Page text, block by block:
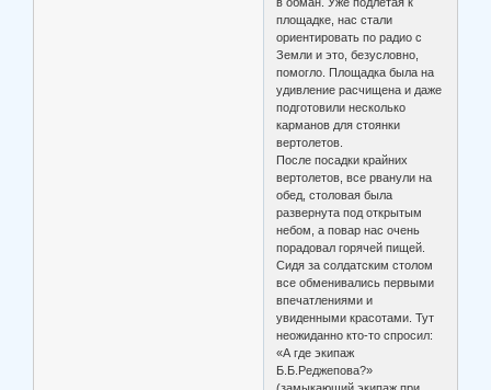
площадке, нас стали
ориентировать по радио с
Земли и это, безусловно,
помогло. Площадка была на
удивление расчищена и даже
подготовили несколько
карманов для стоянки
вертолетов.
После посадки крайних
вертолетов, все рванули на
обед, столовая была
развернута под открытым
небом, а повар нас очень
порадовал горячей пищей.
Сидя за солдатским столом
все обменивались первыми
впечатлениями и
увиденными красотами. Тут
неожиданно кто-то спросил:
«А где экипаж
Б.Б.Реджепова?»